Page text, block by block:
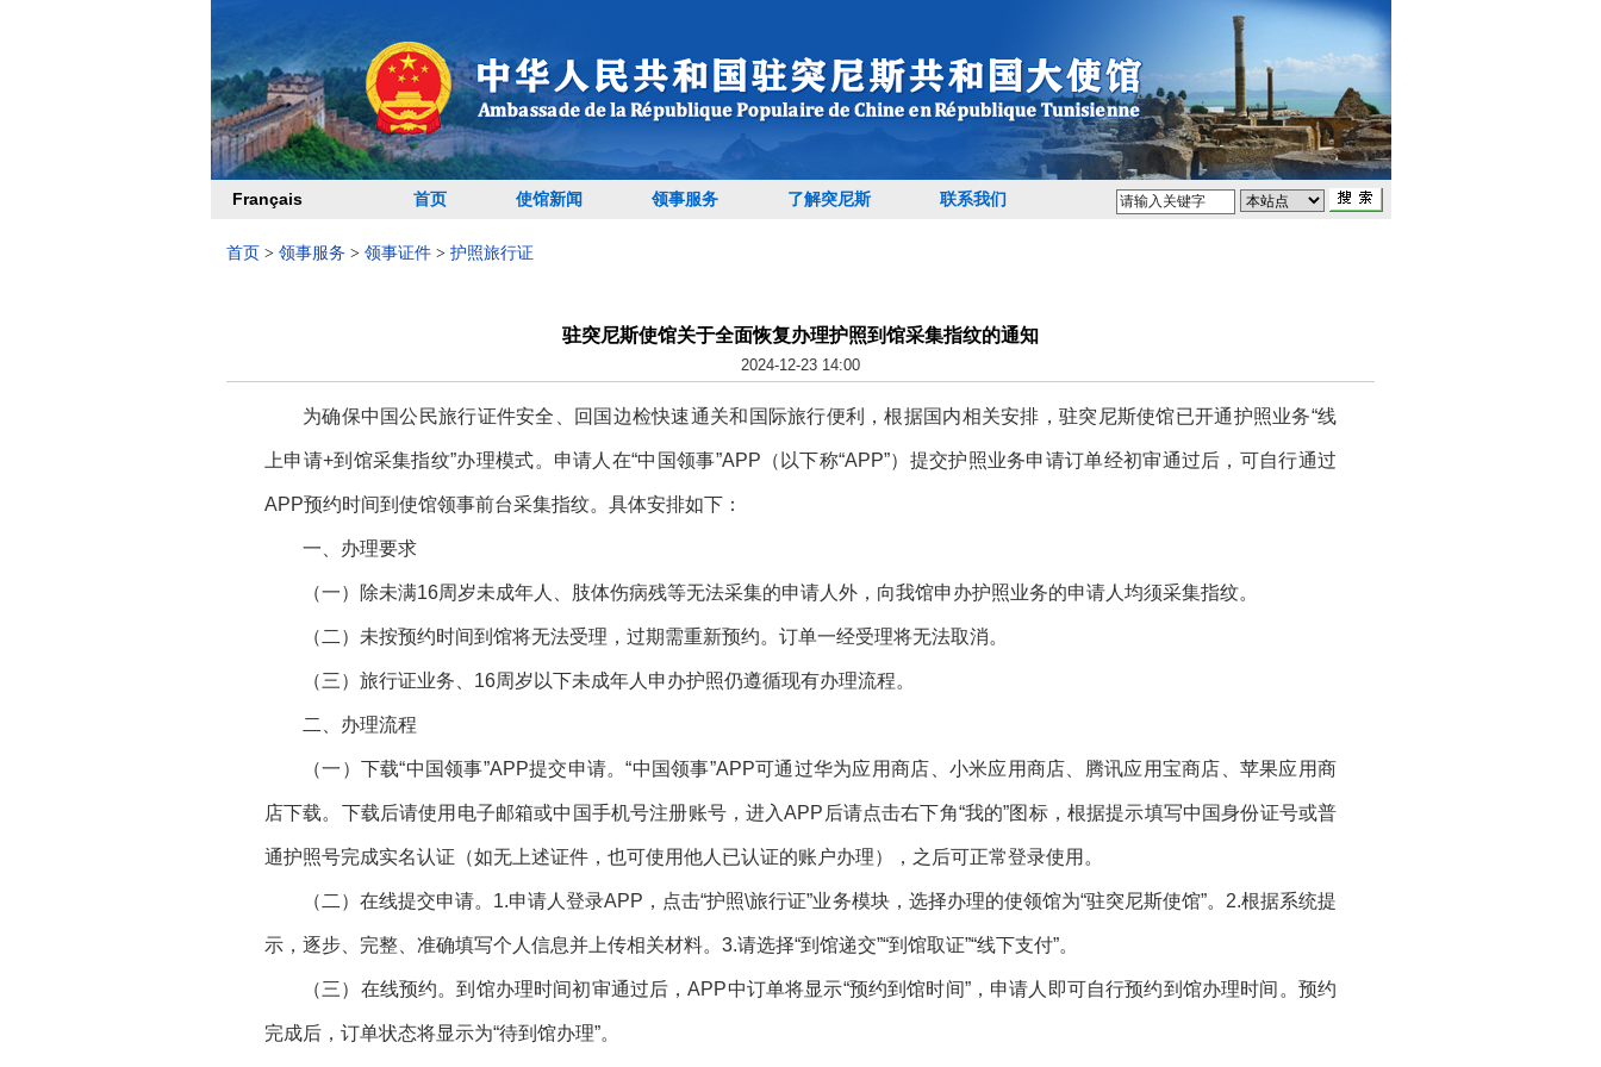
Français 首页 使馆新闻 领事服务 了解突尼斯 联系我们
首页 > 领事服务 > 领事证件 > 护照旅行证
驻突尼斯使馆关于全面恢复办理护照到馆采集指纹的通知
2024-12-23 14:00
为确保中国公民旅行证件安全、回国边检快速通关和国际旅行便利，根据国内相关安排，驻突尼斯使馆已开通护照业务“线
上申请+到馆采集指纹”办理模式。申请人在“中国领事”APP（以下称“APP”）提交护照业务申请订单经初审通过后，可自行通过
APP预约时间到使馆领事前台采集指纹。具体安排如下：
一、办理要求
（一）除未满16周岁未成年人、肢体伤病残等无法采集的申请人外，向我馆申办护照业务的申请人均须采集指纹。
（二）未按预约时间到馆将无法受理，过期需重新预约。订单一经受理将无法取消。
（三）旅行证业务、16周岁以下未成年人申办护照仍遵循现有办理流程。
二、办理流程
（一）下载“中国领事”APP提交申请。“中国领事”APP可通过华为应用商店、小米应用商店、腾讯应用宝商店、苹果应用商
店下载。下载后请使用电子邮箱或中国手机号注册账号，进入APP后请点击右下角“我的”图标，根据提示填写中国身份证号或普
通护照号完成实名认证（如无上述证件，也可使用他人已认证的账户办理），之后可正常登录使用。
（二）在线提交申请。1.申请人登录APP，点击“护照\旅行证”业务模块，选择办理的使领馆为“驻突尼斯使馆”。2.根据系统提
示，逐步、完整、准确填写个人信息并上传相关材料。3.请选择“到馆递交”“到馆取证”“线下支付”。
（三）在线预约。到馆办理时间初审通过后，APP中订单将显示“预约到馆时间”，申请人即可自行预约到馆办理时间。预约
完成后，订单状态将显示为“待到馆办理”。